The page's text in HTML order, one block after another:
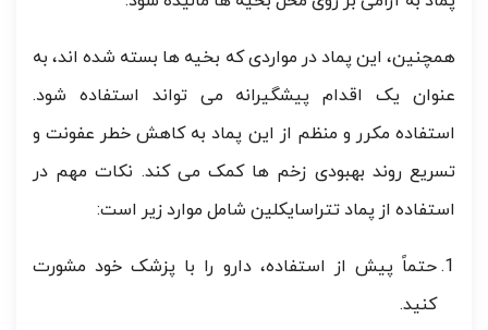
همچنین، این پماد در مواردی که بخیه ها بسته شده اند، به
عنوان یک اقدام پیشگیرانه می تواند استفاده شود.
استفاده مکرر و منظم از این پماد به کاهش خطر عفونت و
تسریع روند بهبودی زخم ها کمک می کند. نکات مهم در
استفاده از پماد تتراسایکلین شامل موارد زیر است:
حتماً پیش از استفاده، دارو را با پزشک خود مشورت
کنید.